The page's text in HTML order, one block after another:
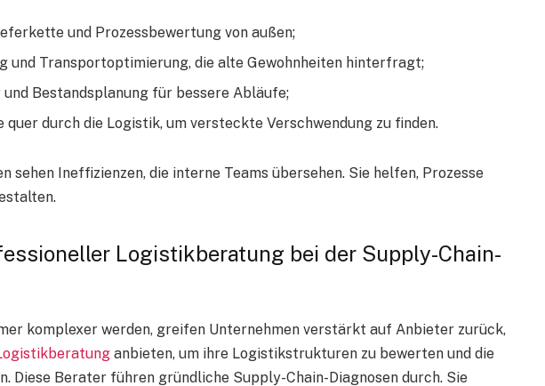
und Prozessbewertung von außen;
und Transportoptimierung, die alte Gewohnheiten hinterfragt;
Bestandsplanung für bessere Abläufe;
quer durch die Logistik, um versteckte Verschwendung zu finden.
sehen Ineffizienzen, die interne Teams übersehen. Sie helfen, Prozesse
Logistikberatung bei der Supply-Chain-
komplexer werden, greifen Unternehmen verstärkt auf Anbieter zurück,
anbieten, um ihre Logistikstrukturen zu bewerten und die
Diese Berater führen gründliche Supply-Chain-Diagnosen durch. Sie